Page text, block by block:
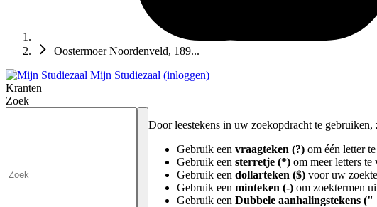
Oostermoer Noordenveld, 189...
Mijn Studiezaal (inloggen)
Kranten
Zoek
Door leestekens in uw zoekopdracht te
Gebruik een vraagteken (?) om één letter
Gebruik een sterretje (*) om meer letters te
Gebruik een dollarteken ($) voor uw
Gebruik een minteken (-) om zoektermen
Gebruik een Dubbele aanhalingstekens